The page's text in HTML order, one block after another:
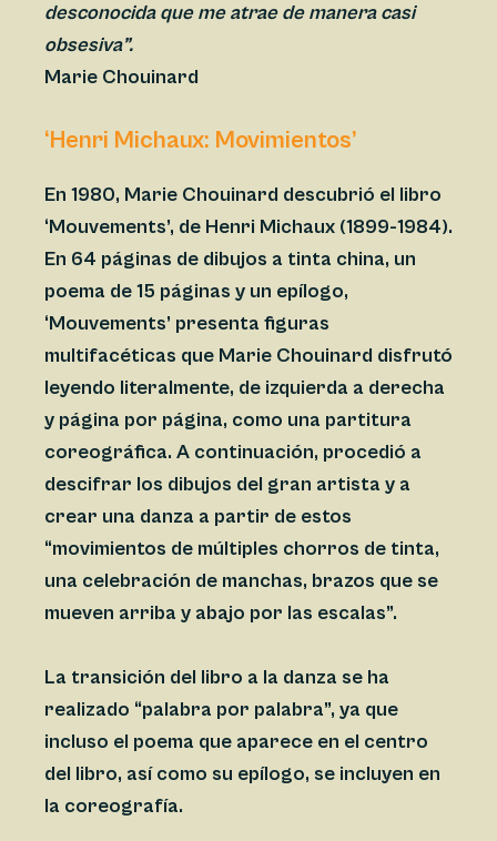
desconocida que me atrae de manera casi
obsesiva”.
Marie Chouinard
‘Henri Michaux: Movimientos’
En 1980, Marie Chouinard descubrió el libro
‘Mouvements’, de Henri Michaux (1899-1984).
En 64 páginas de dibujos a tinta china, un
poema de 15 páginas y un epílogo,
‘Mouvements’ presenta figuras
multifacéticas que Marie Chouinard disfrutó
leyendo literalmente, de izquierda a derecha
y página por página, como una partitura
coreográfica. A continuación, procedió a
descifrar los dibujos del gran artista y a
crear una danza a partir de estos
“movimientos de múltiples chorros de tinta,
una celebración de manchas, brazos que se
mueven arriba y abajo por las escalas”.
La transición del libro a la danza se ha
realizado “palabra por palabra”, ya que
incluso el poema que aparece en el centro
del libro, así como su epílogo, se incluyen en
la coreografía.